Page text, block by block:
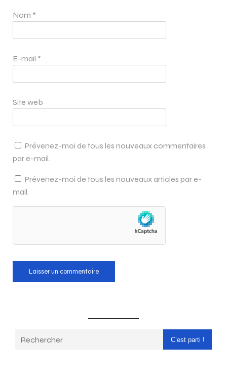
Nom *
E-mail *
Site web
Prévenez-moi de tous les nouveaux commentaires
par e-mail.
Prévenez-moi de tous les nouveaux articles par e-
mail.
C’est parti !